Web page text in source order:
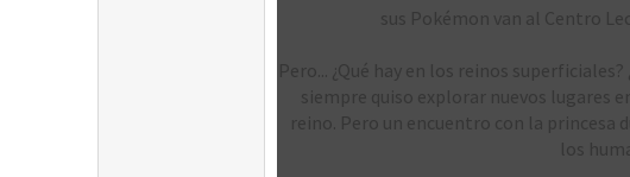
sus Pokémon van al Centro
Pero... ¿Qué hay en los reinos
siempre quiso explorar nuevos lugares
reino. Pero un encuentro con la
los